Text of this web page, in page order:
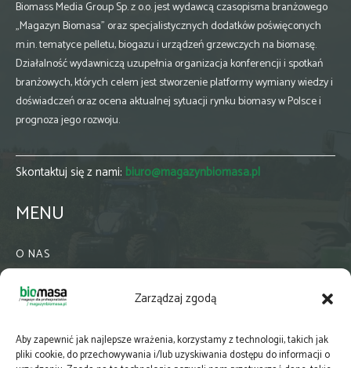
Zarządzaj zgodą
Aby zapewnić jak najlepsze wrażenia, korzystamy z technologii, takich jak
pliki cookie, do przechowywania i/lub uzyskiwania dostępu do informacji o
Biomass Media Group Sp. z o.o. jest wydawcą czasopisma branżowego
„Magazyn Biomasa” oraz specjalistycznych dodatków poświęconych
m.in. tematyce pelletu, biogazu i urządzeń grzewczych na biomasę.
Działalność wydawniczą uzupełnia organizacja konferencji i spotkań
branżowych, których celem jest stworzenie platformy wymiany wiedzy i
doświadczeń oraz ocena aktualnej sytuacji rynku biomasy w Polsce i
prognoza jego rozwoju.
Skontaktuj się z nami: biuro@magazynbiomasa.pl
MENU
O NAS
WSPÓŁPRACA
PRENUMERATA